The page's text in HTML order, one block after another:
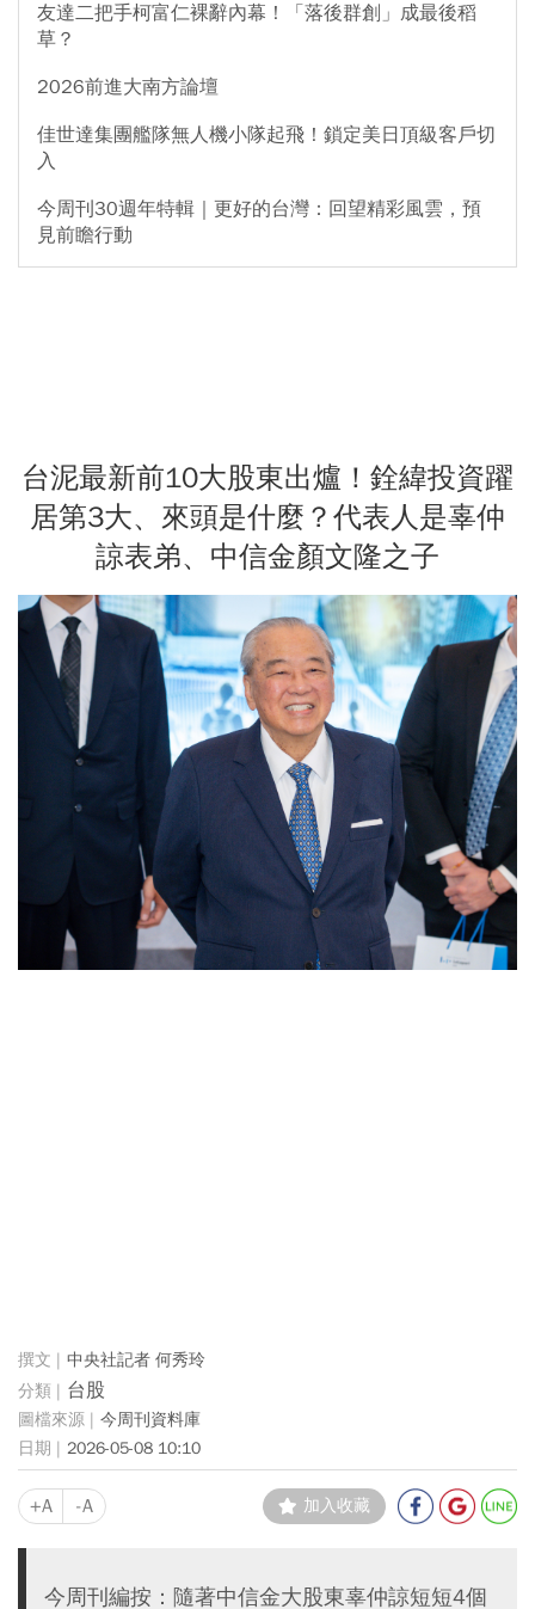
友達二把手柯富仁裸辭內幕！「落後群創」成最後稻
草？
2026前進大南方論壇
佳世達集團艦隊無人機小隊起飛！鎖定美日頂級客戶切
入
今周刊30週年特輯｜更好的台灣：回望精彩風雲，預
見前瞻行動
台泥最新前10大股東出爐！銓緯投資躍
居第3大、來頭是什麼？代表人是辜仲
諒表弟、中信金顏文隆之子
中央社記者 何秀玲
台股
今周刊資料庫
2026-05-08 10:10
+A -A 加入收藏
今周刊編按：隨著中信金大股東辜仲諒短短4個